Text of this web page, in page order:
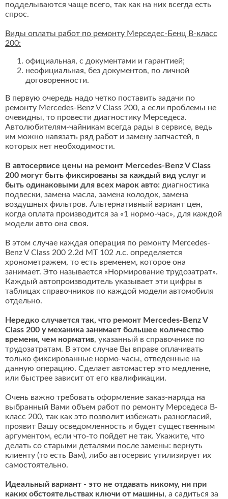
подделываются чаще всего, так как на них всегда есть
спрос.
Виды оплаты работ по ремонту Мерседес-Бенц В-класс
200:
официальная, с документами и гарантией;
неофициальная, без документов, по личной
договоренности.
В первую очередь надо четко поставить задачи по
ремонту Mercedes-Benz V Class 200, а если проблемы не
очевидны, то провести диагностику Мерседеса.
Автолюбителям-чайникам всегда рады в сервисе, ведь
им можно навязать ряд работ и замену запчастей, в
которых нет необходимости.
В автосервисе цены на ремонт Mercedes-Benz V Class
200 могут быть фиксированы за каждый вид услуг и
быть одинаковыми для всех марок авто: диагностика
подвески, замена масла, замена колодок, замена
воздушных фильтров. Альтернативный вариант цен,
когда оплата производится за «1 нормо-час», для каждой
модели авто она своя.
В этом случае каждая операция по ремонту Mercedes-
Benz V Class 200 2.2d MT 102 л.с. определяется
хронометражем, то есть временем, которое она
занимает. Это называется «Нормирование трудозатрат».
Каждый автопроизводитель указывает эти цифры в
таблицах справочников по каждой модели автомобиля
отдельно.
Нередко случается так, что ремонт Mercedes-Benz V
Class 200 у механика занимает большее количество
времени, чем норматив, указанный в справочнике по
трудозатратам. В этом случае Вы вправе оплачивать
только фиксированные нормо-часы, отведенные на
данную операцию. Сделает автомастер это медленне,
или быстрее зависит от его квалификации.
Очень важно требовать оформление заказ-наряда на
выбранный Вами объем работ по ремонту Мерседеса В-
класс 200, так как это позволит избежать разногласий,
проявит Вашу осведомленность и будет существенным
аргументом, если что-то пойдет не так. Укажите, что
делать со старыми деталями после замены: вернуть
клиенту (то есть Вам), либо автосервис утилизирует их
самостоятельно.
Идеальный вариант - это не отдавать никому, ни при
каких обстоятельствах ключи от машины, а садиться за